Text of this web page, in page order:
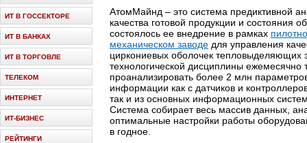
АтомМайнд – это система предиктивной
качества готовой продукции и состояния
состоялось ее внедрение в рамках
механическом заводе для управления
циркониевых оболочек тепловыделяющих
технологической дисциплины ежемесячно
проанализировать более 2 млн
информации как с датчиков и
так и из основных информационных
Система собирает весь массив данных,
оптимальные настройки работы
в годное.
ИТ В ГОССЕКТОРЕ
ИТ В БАНКАХ
ИТ В ТОРГОВЛЕ
ТЕЛЕКОМ
ИНТЕРНЕТ
ИТ-БИЗНЕС
РЕЙТИНГИ